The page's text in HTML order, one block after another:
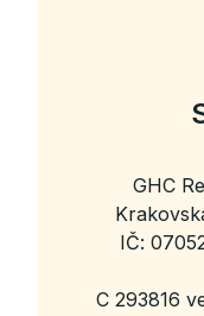
GHC
IČ:
C 293816